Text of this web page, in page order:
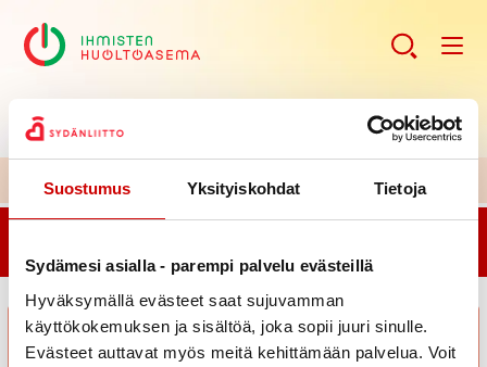
Suostumus Yksityiskohdat Tietoja
Sydämesi asialla - parempi palvelu evästeillä
Hyväksymällä evästeet saat sujuvamman
käyttökokemuksen ja sisältöä, joka sopii juuri sinulle.
Evästeet auttavat myös meitä kehittämään palvelua. Voit
uoltoaseman ajankohtaiset kuulumiset >>